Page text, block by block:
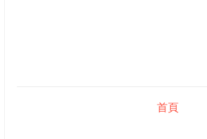
首頁